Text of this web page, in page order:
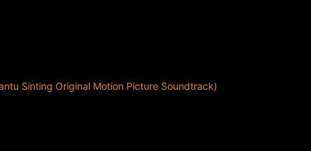
Sinting Original Motion Picture Soundtrack)